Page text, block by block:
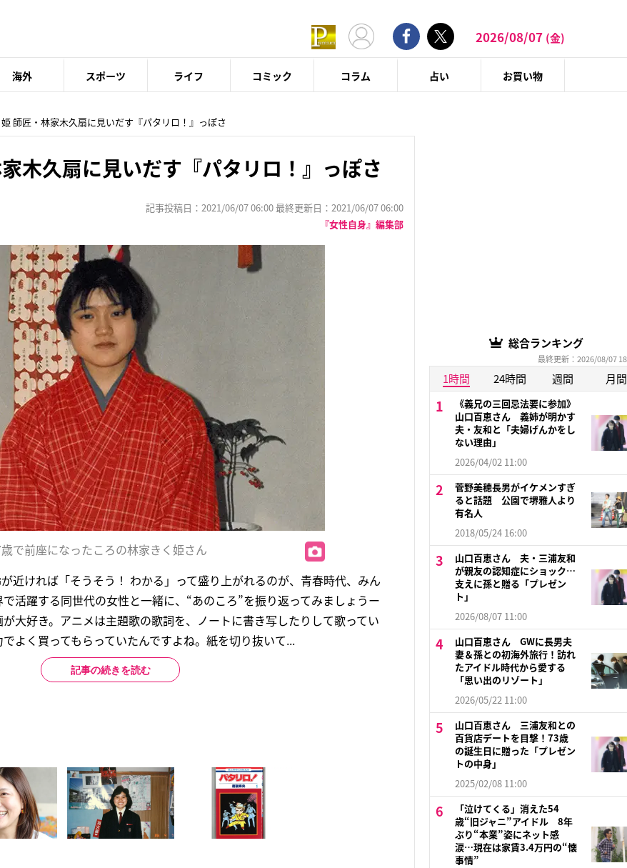
2026/08/07 (金)
海外 スポーツ ライフ コミック コラム 占い お買い物
師匠・林家木久扇に見いだす『パタリロ！』っぽさ
木久扇に見いだす『パタリロ！』っぽさ
記事投稿日：2021/06/07 06:00 最終更新日：2021/06/07 06:00
『女性自身』編集部
で前座になったころの林家きく姫さん
近ければ「そうそう！ わかる」って盛り上がれるのが、青春時代、みん
活躍する同世代の女性と一緒に、“あのころ”を振り返ってみましょうー
大好き。アニメは主題歌の歌詞を、ノートに書き写したりして歌ってい
よく買ってもらっていたんですよね。紙を切り抜いて...
記事の続きを読む
総合ランキング
最終更新：2026/08/07
1時間 24時間 週間 月間
《義兄の三回忌法要に参加》
山口百恵さん 義姉が明かす
夫・友和と「夫婦げんかをし
ない理由」
2026/04/02 11:00
菅野美穂長男がイケメンすぎ
ると話題 公園で堺雅人より
有名人
2018/05/24 16:00
山口百恵さん 夫・三浦友和
が親友の認知症にショック…
支えに孫と贈る「プレゼン
ト」
2026/08/07 11:00
山口百恵さん GWに長男夫
妻＆孫との初海外旅行！訪れ
たアイドル時代から愛する
「思い出のリゾート」
2026/05/22 11:00
山口百恵さん 三浦友和との
百貨店デートを目撃！73歳
の誕生日に贈った「プレゼン
トの中身」
2025/02/08 11:00
「泣けてくる」消えた54
歳“旧ジャニ”アイドル 8年
ぶり“本業”姿にネット感
涙…現在は家賃3.4万円の“懐
事情”